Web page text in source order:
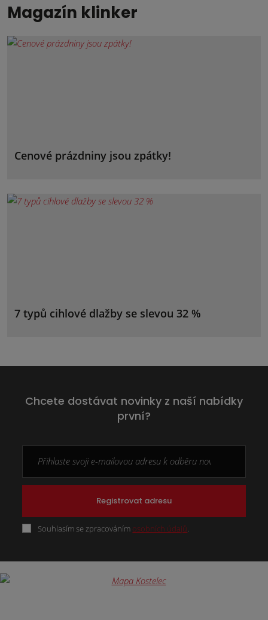
Magazín klinker
Cenové prázdniny jsou zpátky!
7 typů cihlové dlažby se slevou 32 %
Chcete dostávat novinky z naší nabídky
první?
Registrovat adresu
Souhlasím se zpracováním osobních údajů.